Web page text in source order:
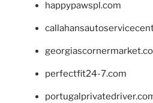
happypawspl.com
perfectfit24-7.com